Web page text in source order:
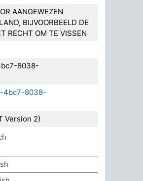
AANGEWEZEN
BIJVOORBEELD DE
RECHT OM TE VISSEN
8038-
4bc7-8038-
Version 2)